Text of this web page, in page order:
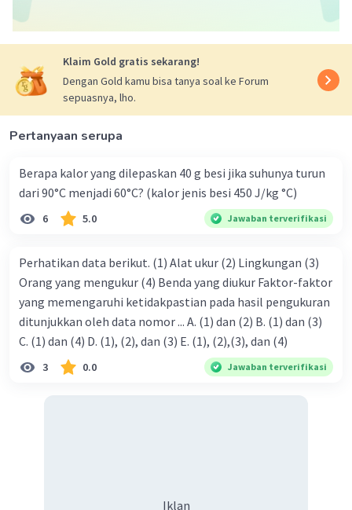
Klaim Gold gratis sekarang!
Dengan Gold kamu bisa tanya soal ke Forum
sepuasnya, lho.
Pertanyaan serupa
Berapa kalor yang dilepaskan 40 g besi jika suhunya turun
dari 90°C menjadi 60°C? (kalor jenis besi 450 J/kg °C)
6 5.0 Jawaban terverifikasi
Perhatikan data berikut. (1) Alat ukur (2) Lingkungan (3)
Orang yang mengukur (4) Benda yang diukur Faktor-faktor
yang memengaruhi ketidakpastian pada hasil pengukuran
ditunjukkan oleh data nomor ... A. (1) dan (2) B. (1) dan (3)
C. (1) dan (4) D. (1), (2), dan (3) E. (1), (2),(3), dan (4)
3 0.0 Jawaban terverifikasi
Iklan